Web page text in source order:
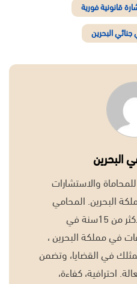
قانونية فورية
البحرين
البحرين
والاستشارات
البحرين. المحامي
عبد العظيم حبيل بخبرة لأكثر من 15سنة في
في مملكة البحرين ،
في القضايا، وتضمن
احترافية، كفاءة،